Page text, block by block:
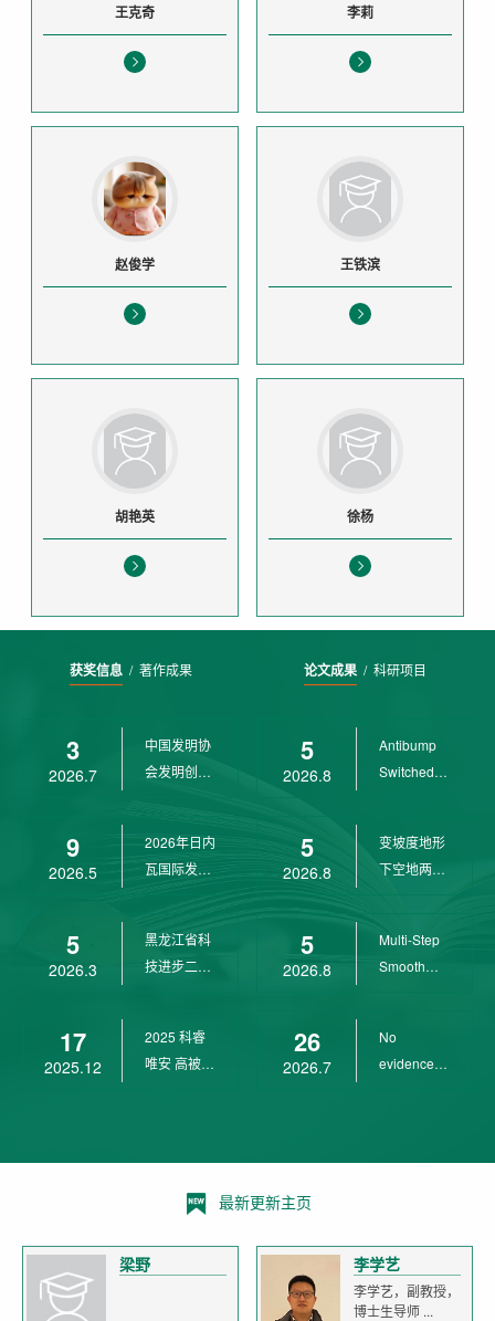
王克奇 李莉
赵俊学 王铁滨
胡艳英 徐杨
获奖信息/ 著作成果
3
2026.7
中国发明协
会发明创业
9
2026.5
2026年日内
瓦国际发明
5
2026.3
黑龙江省科
技进步二等
17
2025.12
2025 科睿
唯安 高被引
论文成果/ 科研项目
5
2026.8
Antibump
Switched
wit...
5
2026.8
变坡度地形
下空地两用
5
2026.8
Multi-Step
Smooth
26
2026.7
No
evidence of
最新更新主页
梁野 李学艺
李学艺，副教授，
博士生导师 ...